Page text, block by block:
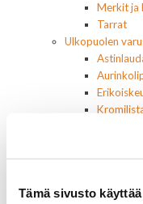
Tämä sivusto
Merkit ja
Tarrat
Ulkopuolen